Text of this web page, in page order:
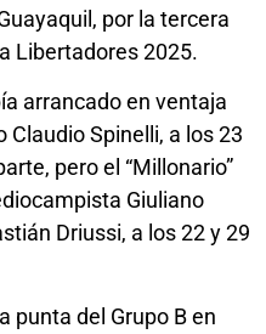
por la tercera
Libertadores 2025.
arrancado en ventaja
Spinelli, a los 23
pero el “Millonario”
Giuliano
Driussi, a los 22 y 29
punta del Grupo B en